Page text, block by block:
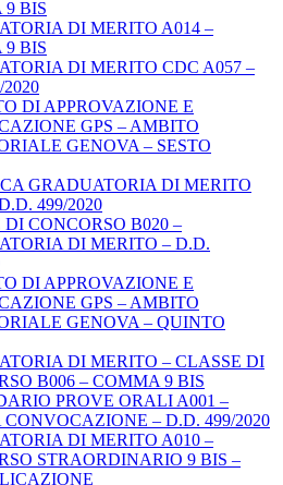
9 BIS
DI MERITO A014 –
9 BIS
DI MERITO CDC A057 –
DI APPROVAZIONE E
GPS – AMBITO
GENOVA – SESTO
GRADUATORIA DI MERITO
499/2020
DI CONCORSO B020 –
DI MERITO – D.D.
DI APPROVAZIONE E
GPS – AMBITO
GENOVA – QUINTO
DI MERITO – CLASSE DI
B006 – COMMA 9 BIS
PROVE ORALI A001 –
– D.D. 499/2020
DI MERITO A010 –
STRAORDINARIO 9 BIS –